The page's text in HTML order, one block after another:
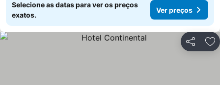
Selecione as datas para ver os preços
exatos.
Ver preços
Partilhar